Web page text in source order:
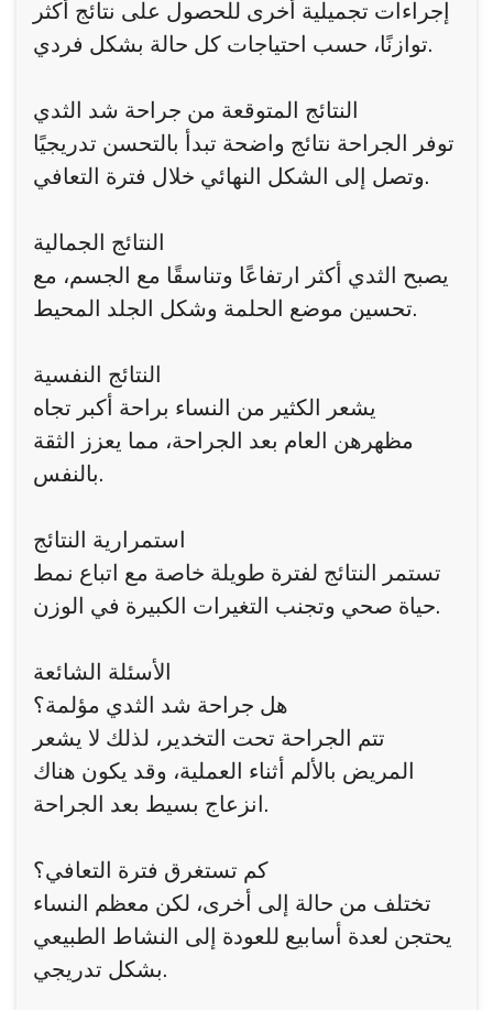
إجراءات تجميلية أخرى للحصول على نتائج أكثر
توازنًا، حسب احتياجات كل حالة بشكل فردي.
النتائج المتوقعة من جراحة شد الثدي
توفر الجراحة نتائج واضحة تبدأ بالتحسن تدريجيًا
وتصل إلى الشكل النهائي خلال فترة التعافي.
النتائج الجمالية
يصبح الثدي أكثر ارتفاعًا وتناسقًا مع الجسم، مع
تحسين موضع الحلمة وشكل الجلد المحيط.
النتائج النفسية
يشعر الكثير من النساء براحة أكبر تجاه
مظهرهن العام بعد الجراحة، مما يعزز الثقة
بالنفس.
استمرارية النتائج
تستمر النتائج لفترة طويلة خاصة مع اتباع نمط
حياة صحي وتجنب التغيرات الكبيرة في الوزن.
الأسئلة الشائعة
هل جراحة شد الثدي مؤلمة؟
تتم الجراحة تحت التخدير، لذلك لا يشعر
المريض بالألم أثناء العملية، وقد يكون هناك
انزعاج بسيط بعد الجراحة.
كم تستغرق فترة التعافي؟
تختلف من حالة إلى أخرى، لكن معظم النساء
يحتجن لعدة أسابيع للعودة إلى النشاط الطبيعي
بشكل تدريجي.